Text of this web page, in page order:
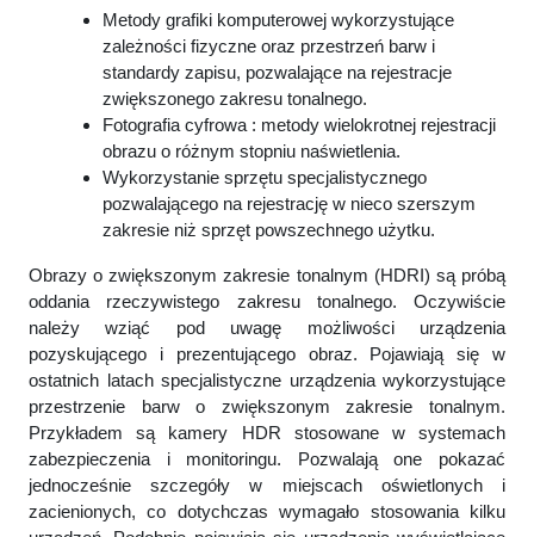
Metody grafiki komputerowej wykorzystujące
zależności fizyczne oraz przestrzeń barw i
standardy zapisu, pozwalające na rejestracje
zwiększonego zakresu tonalnego.
Fotografia cyfrowa : metody wielokrotnej rejestracji
obrazu o różnym stopniu naświetlenia.
Wykorzystanie sprzętu specjalistycznego
pozwalającego na rejestrację w nieco szerszym
zakresie niż sprzęt powszechnego użytku.
Obrazy o zwiększonym zakresie tonalnym (HDRI) są próbą
oddania rzeczywistego zakresu tonalnego. Oczywiście
należy wziąć pod uwagę możliwości urządzenia
pozyskującego i prezentującego obraz. Pojawiają się w
ostatnich latach specjalistyczne urządzenia wykorzystujące
przestrzenie barw o zwiększonym zakresie tonalnym.
Przykładem są kamery HDR stosowane w systemach
zabezpieczenia i monitoringu. Pozwalają one pokazać
jednocześnie szczegóły w miejscach oświetlonych i
zacienionych, co dotychczas wymagało stosowania kilku